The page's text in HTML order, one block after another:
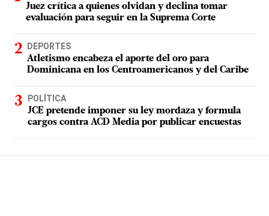
Juez crítica a quienes olvidan y declina tomar
evaluación para seguir en la Suprema Corte
DEPORTES
Atletismo encabeza el aporte del oro para
Dominicana en los Centroamericanos y del Caribe
POLÍTICA
JCE pretende imponer su ley mordaza y formula
cargos contra ACD Media por publicar encuestas